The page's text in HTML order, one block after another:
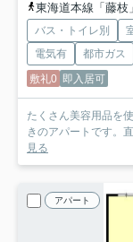
東海道本線「藤枝
バス・トイレ別
電気有
都市ガス
敷礼0 即入居可
たくさん美容用品を
きのアパートです。
見る
アパート